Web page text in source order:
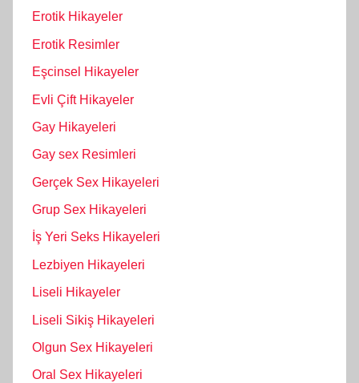
Erotik Hikayeler
Erotik Resimler
Eşcinsel Hikayeler
Evli Çift Hikayeler
Gay Hikayeleri
Gay sex Resimleri
Gerçek Sex Hikayeleri
Grup Sex Hikayeleri
İş Yeri Seks Hikayeleri
Lezbiyen Hikayeleri
Liseli Hikayeler
Liseli Sikiş Hikayeleri
Olgun Sex Hikayeleri
Oral Sex Hikayeleri